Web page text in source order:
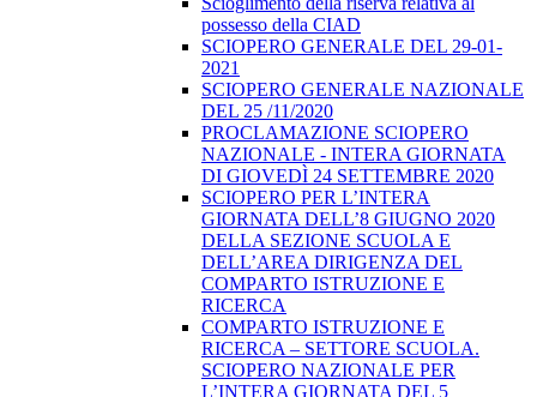
possesso della CIAD
SCIOPERO GENERALE DEL 29-01-
2021
SCIOPERO GENERALE NAZIONALE
DEL 25 /11/2020
PROCLAMAZIONE SCIOPERO
NAZIONALE - INTERA GIORNATA
DI GIOVEDÌ 24 SETTEMBRE 2020
SCIOPERO PER L’INTERA
GIORNATA DELL’8 GIUGNO 2020
DELLA SEZIONE SCUOLA E
DELL’AREA DIRIGENZA DEL
COMPARTO ISTRUZIONE E
RICERCA
COMPARTO ISTRUZIONE E
RICERCA – SETTORE SCUOLA.
SCIOPERO NAZIONALE PER
L’INTERA GIORNATA DEL 5